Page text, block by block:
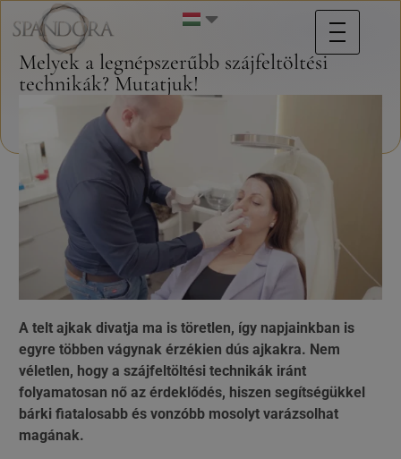
Melyek a legnépszerűbb szájfeltöltési
technikák? Mutatjuk!
A telt ajkak divatja ma is töretlen, így napjainkban is
egyre többen vágynak érzékien dús ajkakra. Nem
véletlen, hogy a szájfeltöltési technikák iránt
folyamatosan nő az érdeklődés, hiszen segítségükkel
bárki fiatalosabb és vonzóbb mosolyt varázsolhat
magának.